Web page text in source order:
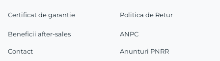
Certificat de garantie
Beneficii after-sales
Contact
Politica de Retur
ANPC
Anunturi PNRR